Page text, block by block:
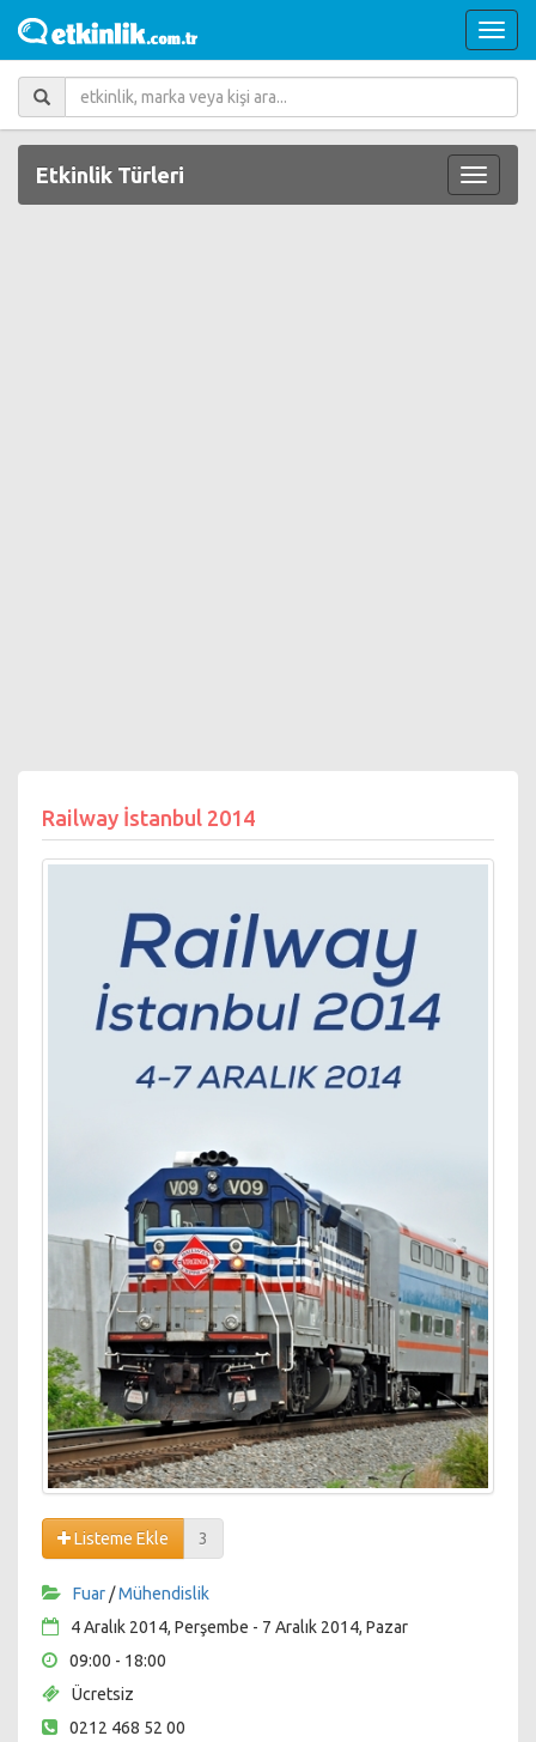
Etkinlik Türleri
Railway İstanbul 2014
Listeme Ekle 3
Fuar/Mühendislik
4 Aralık 2014, Perşembe - 7 Aralık 2014, Pazar
09:00 - 18:00
Ücretsiz
0212 468 52 00